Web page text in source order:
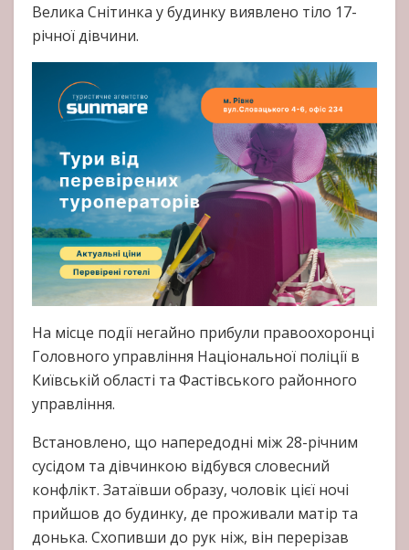
Велика Снітинка у будинку виявлено тіло 17-
річної дівчини.
На місце події негайно прибули правоохоронці
Головного управління Національної поліції в
Київській області та Фастівського районного
управління.
Встановлено, що напередодні між 28-річним
сусідом та дівчинкою відбувся словесний
конфлікт. Затаївши образу, чоловік цієї ночі
прийшов до будинку, де проживали матір та
донька. Схопивши до рук ніж, він перерізав